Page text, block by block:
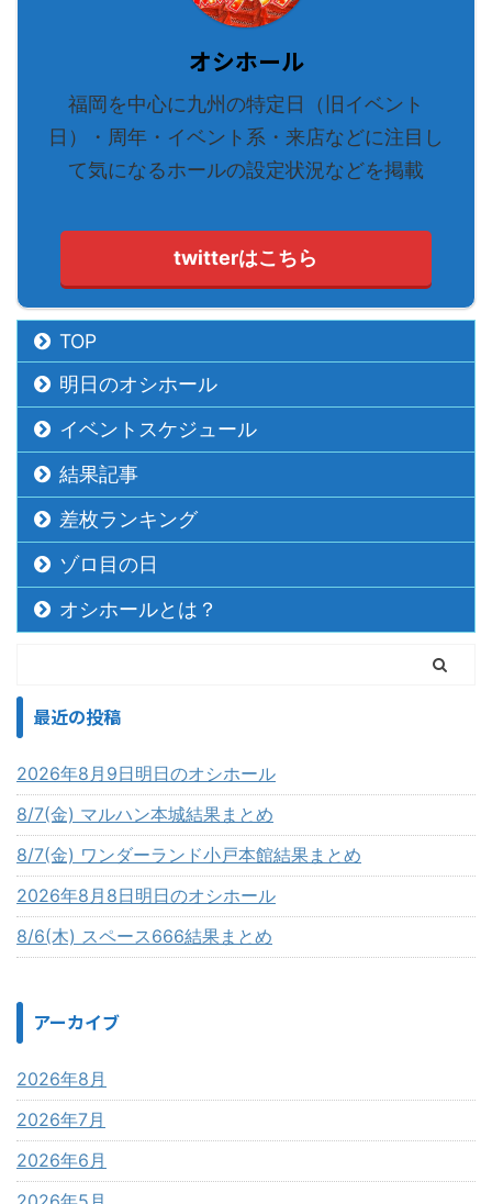
オシホール
福岡を中心に九州の特定日（旧イベント
日）・周年・イベント系・来店などに注目し
て気になるホールの設定状況などを掲載
twitterはこちら
TOP
明日のオシホール
イベントスケジュール
結果記事
差枚ランキング
ゾロ目の日
オシホールとは？
最近の投稿
2026年8月9日明日のオシホール
8/7(金) マルハン本城結果まとめ
8/7(金) ワンダーランド小戸本館結果まとめ
2026年8月8日明日のオシホール
8/6(木) スペース666結果まとめ
アーカイブ
2026年8月
2026年7月
2026年6月